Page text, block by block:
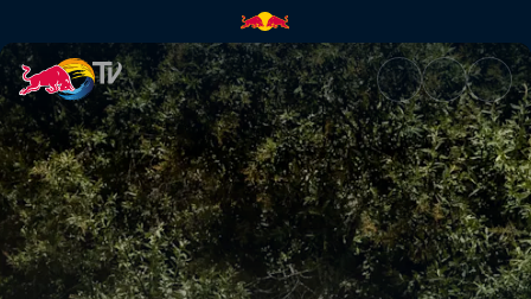
Safari Rally Kenia | Red Bull